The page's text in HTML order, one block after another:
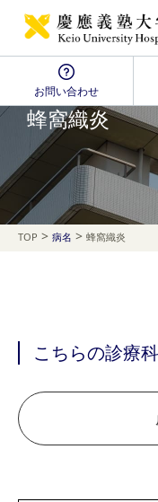
お問い合わせ
Disease Name Search
蜂窩織炎
TOP > 病名 > 蜂窩織炎
こちらの診療